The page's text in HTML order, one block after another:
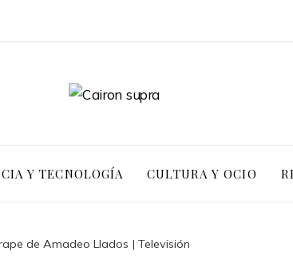
Y TECNOLOGÍA CULTURA Y OCIO
de Amadeo Llados | Televisión